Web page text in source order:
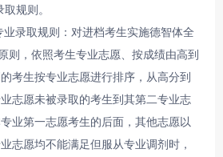
规则。
录取规则：对进档考生实施德智体全
则，依照考生专业志愿、按成绩由高到
考生按专业志愿进行排序，从高分到
志愿未被录取的考生到其第二专业志
业第一志愿考生的后面，其他志愿以
志愿均不能满足但服从专业调剂时，